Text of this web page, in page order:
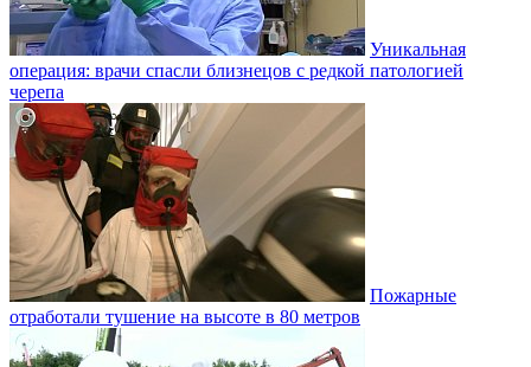
Уникальная
операция: врачи спасли близнецов с редкой патологией
черепа
Пожарные
отработали тушение на высоте в 80 метров